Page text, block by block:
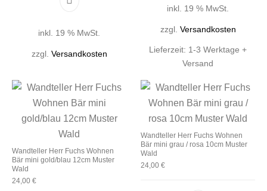
inkl. 19 % MwSt.
zzgl. Versandkosten
inkl. 19 % MwSt.
zzgl. Versandkosten
Lieferzeit: 1-3 Werktage +
Versand
Wandteller Herr Fuchs Wohnen
Bär mini gold/blau 12cm Muster
Wald
24,00 €
Wandteller Herr Fuchs Wohnen
Bär mini grau / rosa 10cm Muster
Wald
24,00 €